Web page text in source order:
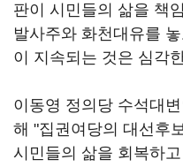
판이 시민들의 삶을 책
발사주와 화천대유를
이 지속되는 것은 심각
이동영 정의당 수석대
해 "집권여당의 대선후
시민들의 삶을 회복하